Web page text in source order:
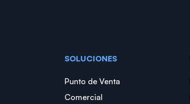
SOLUCIONES
Punto de Venta
Comercial